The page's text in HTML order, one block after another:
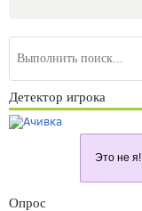
Детектор игрока
Это не я!
Опрос